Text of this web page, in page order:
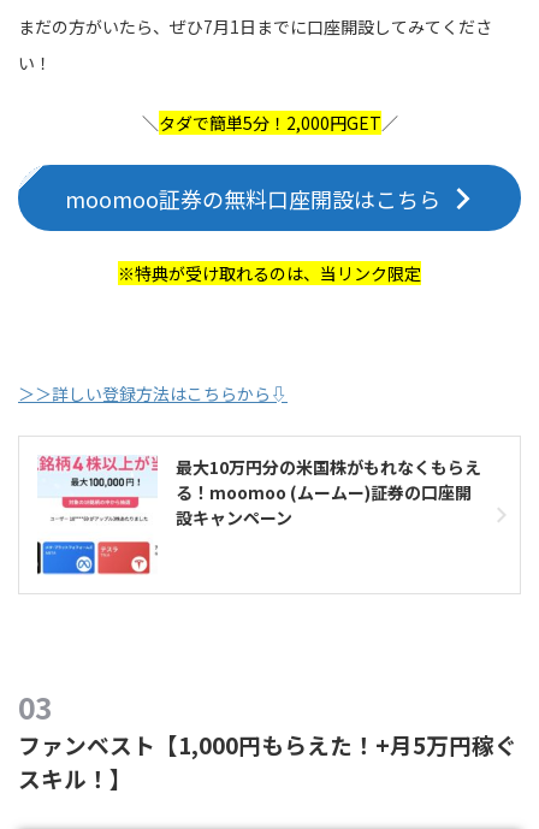
まだの方がいたら、ぜひ7月1日までに口座開設してみてくださ
い！
＼タダで簡単5分！2,000円GET／
moomoo証券の無料口座開設はこちら
※特典が受け取れるのは、当リンク限定
＞＞詳しい登録方法はこちらから⇩
最大10万円分の米国株がもれなくもらえ
る！moomoo (ムームー)証券の口座開
設キャンペーン
ファンベスト【1,000円もらえた！+月5万円稼ぐ
スキル！】